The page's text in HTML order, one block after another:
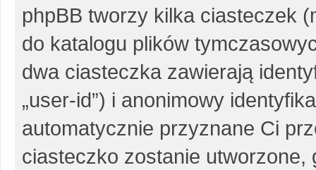
phpBB tworzy kilka ciasteczek
do katalogu plików
dwa ciasteczka zawierają
„user-id”) i anonimowy
automatycznie przyznane Ci
ciasteczko zostanie